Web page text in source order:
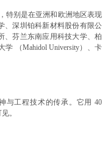
特别是在亚洲和欧洲地区表现
、深圳铂科新材料股份有限公
、芬兰东南应用科技大学、柏
（Mahidol University）、卡
与工程技术的传承。它用 40
。